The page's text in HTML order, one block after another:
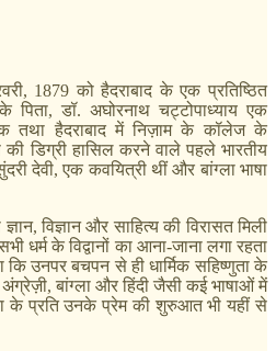
1879 को हैदराबाद के एक प्रतिष्ठित
डॉ. अघोरनाथ चट्टोपाध्याय एक
तथा हैदराबाद में निज़ाम के कॉलेज के
डिग्री हासिल करने वाले पहले भारतीय
देवी, एक कवयित्री थीं और बांग्ला भाषा
विज्ञान और साहित्य की विरासत मिली
के विद्वानों का आना-जाना लगा रहता
कि उनपर बचपन से ही धार्मिक सहिष्णुता के
बांग्ला और हिंदी जैसी कई भाषाओं में
के प्रति उनके प्रेम की शुरुआत भी यहीं से